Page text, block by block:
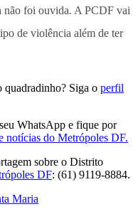
não foi ouvida. A PCDF vai
de violência além de ter
Siga o perfil
WhatsApp e fique por
notícias do Metrópoles DF.
sobre o Distrito
DF: (61) 9119-8884.
Maria